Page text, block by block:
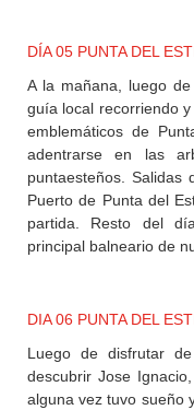
DÍA 05 PUNTA DEL
A la mañana, luego
guía local recorriendo
emblemáticos de
adentrarse en las
puntaesteños.
Puerto de Punta del
partida. Resto del
principal balneario de
DIA 06 PUNTA DEL
Luego de disfrutar
descubrir Jose
alguna vez tuvo sueño